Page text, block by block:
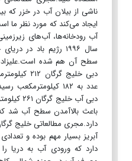
ایجاد می‌کند که مورد نظر ما
آب رودخانه‌ها، آب‌های
سال ۱۹۹۶ رژیم باد در
دبی آب
باعث بالاآمدن سطح آب شد
دارد.مجری مطالعاتی خلیج
آبریز بسیار مهم بوده و
دارد که ورودی آب به دریا